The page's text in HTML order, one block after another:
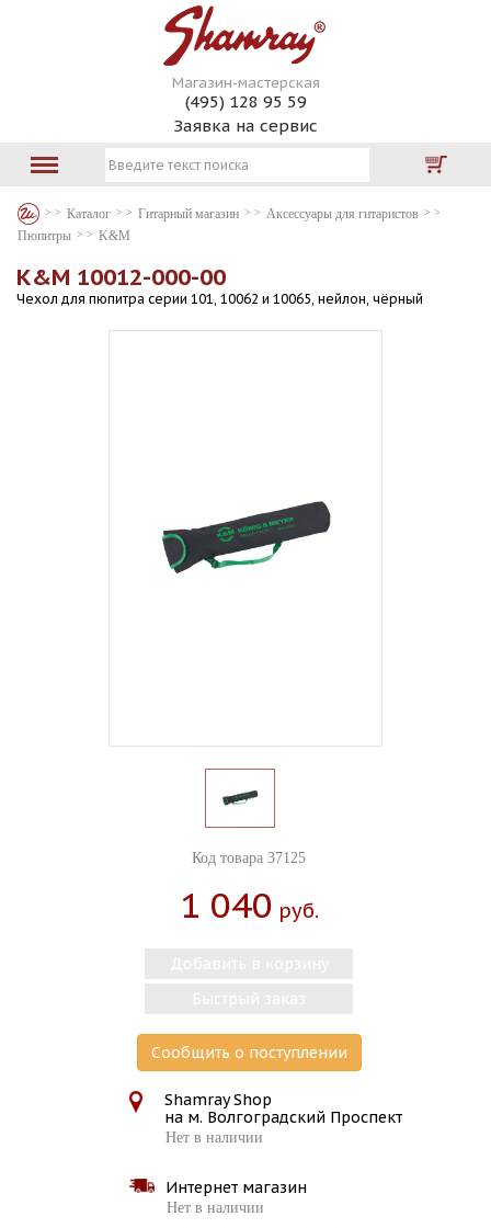
Магазин-мастерская
(495) 128 95 59
Заявка на сервис
Каталог Гитарный магазин
Аксессуары для гитаристов
Пюпитры
K&M
K&M 10012-000-00
Чехол для пюпитра серии 101, 10062 и 10065, нейлон, чёрный
Код товара 37125
1 040 Руб.
Сообщить о поступлении
Shamray Shop
на м. Волгоградский Проспект
Нет в наличии
Интернет магазин
Нет в наличии